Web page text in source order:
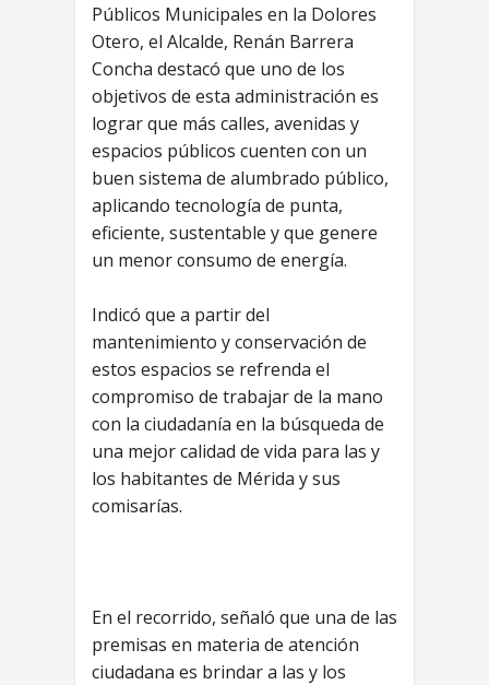
Públicos Municipales en la Dolores
Otero, el Alcalde, Renán Barrera
Concha destacó que uno de los
objetivos de esta administración es
lograr que más calles, avenidas y
espacios públicos cuenten con un
buen sistema de alumbrado público,
aplicando tecnología de punta,
eficiente, sustentable y que genere
un menor consumo de energía.
Indicó que a partir del
mantenimiento y conservación de
estos espacios se refrenda el
compromiso de trabajar de la mano
con la ciudadanía en la búsqueda de
una mejor calidad de vida para las y
los habitantes de Mérida y sus
comisarías.
En el recorrido, señaló que una de las
premisas en materia de atención
ciudadana es brindar a las y los